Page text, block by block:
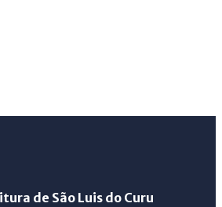
de São Luis do Curu